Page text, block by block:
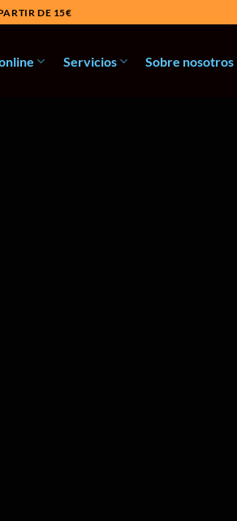
DE 15€
Servicios Sobre nosotros